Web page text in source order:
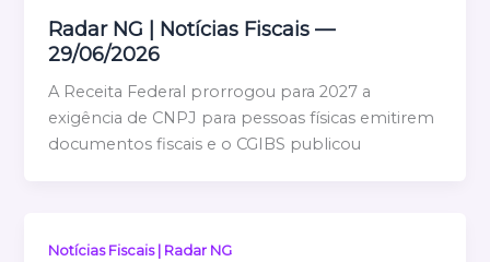
Radar NG | Notícias Fiscais —
29/06/2026
A Receita Federal prorrogou para 2027 a
exigência de CNPJ para pessoas físicas emitirem
documentos fiscais e o CGIBS publicou
Notícias Fiscais | Radar NG